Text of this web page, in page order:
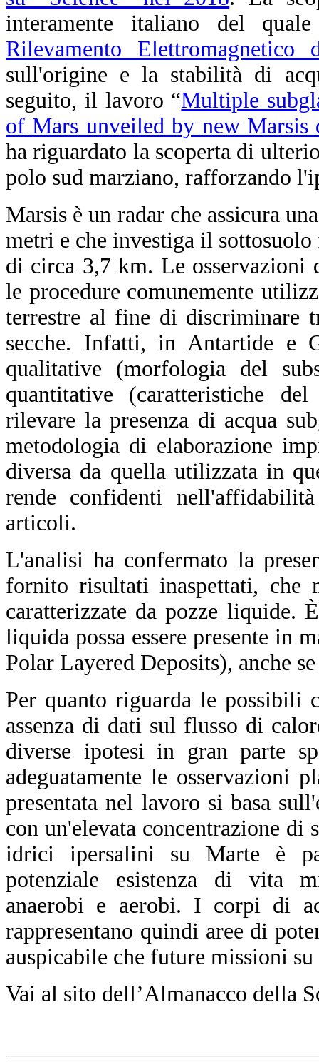
interamente italiano del
Rilevamento Elettromagnetico
sull'origine e la stabilità di
seguito, il lavoro “Multiple
of Mars unveiled by new Marsis
ha riguardato la scoperta di
polo sud marziano, rafforzando
Marsis è un radar che assicura
metri e che investiga il
di circa 3,7 km. Le osservazioni
le procedure comunemente
terrestre al fine di discriminare
secche. Infatti, in Antartide e
qualitative (morfologia del
quantitative (caratteristiche
rilevare la presenza di acqua
metodologia di elaborazione
diversa da quella utilizzata in
rende confidenti
articoli.
L'analisi ha confermato la
fornito risultati inaspettati, che
caratterizzate da pozze liquide.
liquida possa essere presente in
Polar Layered Deposits), anche
Per quanto riguarda le possibili
assenza di dati sul flusso di
diverse ipotesi in gran parte
adeguatamente le osservazioni
presentata nel lavoro si basa
con un'elevata concentrazione
idrici ipersalini su Marte è
potenziale esistenza di vita
anaerobi e aerobi. I corpi di
rappresentano quindi aree di
auspicabile che future missioni
Vai al sito dell’Almanacco della